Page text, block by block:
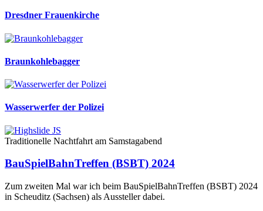
Dresdner Frauenkirche
Braunkohlebagger
Wasserwerfer der Polizei
Traditionelle Nachtfahrt am Samstagabend
BauSpielBahnTreffen (BSBT) 2024
Zum zweiten Mal war ich beim BauSpielBahnTreffen (BSBT) 2024
in Scheuditz (Sachsen) als Aussteller dabei.